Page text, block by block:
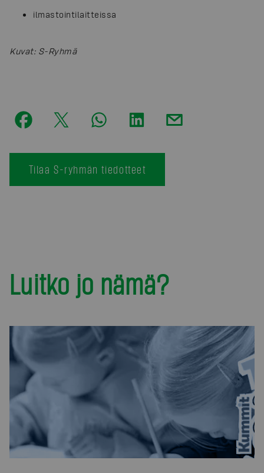
ilmastointilaitteissa
Kuvat: S-Ryhmä
Tilaa S-ryhmän tiedotteet
Luitko jo nämä?